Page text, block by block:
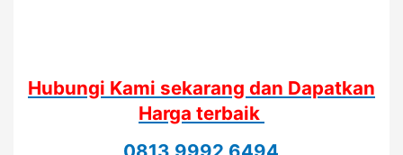
Hubungi Kami sekarang dan Dapatkan
Harga terbaik